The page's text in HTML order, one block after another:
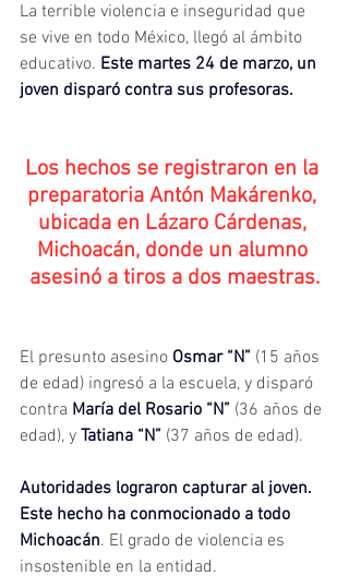
La terrible violencia e inseguridad que
se vive en todo México, llegó al ámbito
educativo. Este martes 24 de marzo, un
joven disparó contra sus profesoras.
Los hechos se registraron en la
preparatoria Antón Makárenko,
ubicada en Lázaro Cárdenas,
Michoacán, donde un alumno
asesinó a tiros a dos maestras.
El presunto asesino Osmar “N” (15 años
de edad) ingresó a la escuela, y disparó
contra María del Rosario “N” (36 años de
edad), y Tatiana “N” (37 años de edad).
Autoridades lograron capturar al joven.
Este hecho ha conmocionado a todo
Michoacán. El grado de violencia es
insostenible en la entidad.